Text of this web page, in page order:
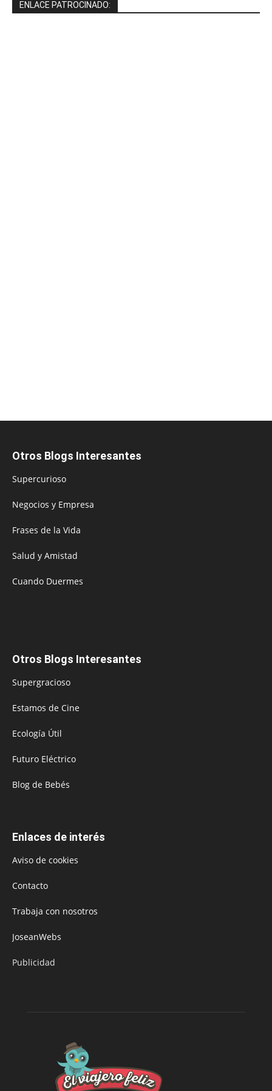
ENLACE PATROCINADO:
Otros Blogs Interesantes
Supercurioso
Negocios y Empresa
Frases de la Vida
Salud y Amistad
Cuando Duermes
Otros Blogs Interesantes
Supergracioso
Estamos de Cine
Ecología Útil
Futuro Eléctrico
Blog de Bebés
Enlaces de interés
Aviso de cookies
Contacto
Trabaja con nosotros
JoseanWebs
Publicidad